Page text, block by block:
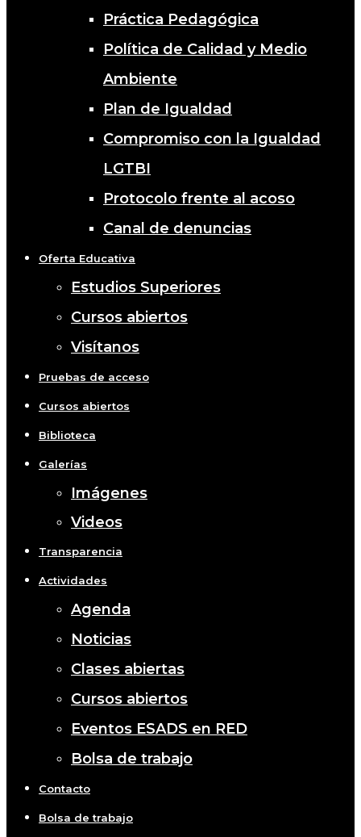
Práctica Pedagógica
Política de Calidad y Medio
Ambiente
Plan de Igualdad
Compromiso con la Igualdad
LGTBI
Protocolo frente al acoso
Canal de denuncias
Oferta Educativa
Estudios Superiores
Cursos abiertos
Visítanos
Pruebas de acceso
Cursos abiertos
Biblioteca
Galerías
Imágenes
Videos
Transparencia
Actividades
Agenda
Noticias
Clases abiertas
Cursos abiertos
Eventos ESADS en RED
Bolsa de trabajo
Contacto
Bolsa de trabajo